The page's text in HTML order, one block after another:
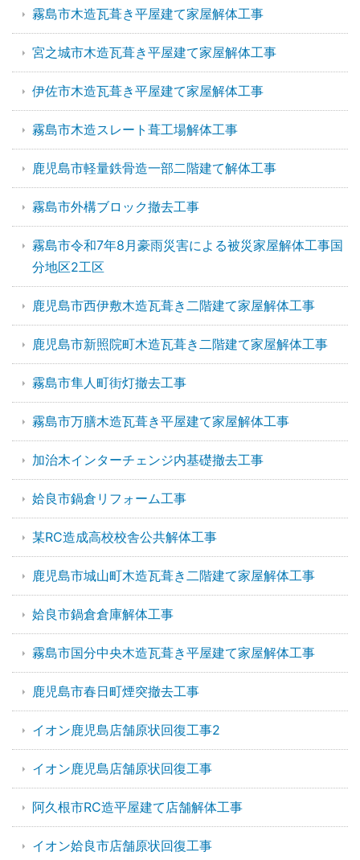
霧島市木造瓦葺き平屋建て家屋解体工事
宮之城市木造瓦葺き平屋建て家屋解体工事
伊佐市木造瓦葺き平屋建て家屋解体工事
霧島市木造スレート葺工場解体工事
鹿児島市軽量鉄骨造一部二階建て解体工事
霧島市外構ブロック撤去工事
霧島市令和7年8月豪雨災害による被災家屋解体工事国
分地区2工区
鹿児島市西伊敷木造瓦葺き二階建て家屋解体工事
鹿児島市新照院町木造瓦葺き二階建て家屋解体工事
霧島市隼人町街灯撤去工事
霧島市万膳木造瓦葺き平屋建て家屋解体工事
加治木インターチェンジ内基礎撤去工事
姶良市鍋倉リフォーム工事
某RC造成高校校舎公共解体工事
鹿児島市城山町木造瓦葺き二階建て家屋解体工事
姶良市鍋倉倉庫解体工事
霧島市国分中央木造瓦葺き平屋建て家屋解体工事
鹿児島市春日町煙突撤去工事
イオン鹿児島店舗原状回復工事2
イオン鹿児島店舗原状回復工事
阿久根市RC造平屋建て店舗解体工事
イオン姶良市店舗原状回復工事